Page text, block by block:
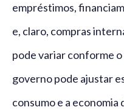
empréstimos,
e, claro, compras
pode variar conforme
governo pode ajustar
consumo e a economia